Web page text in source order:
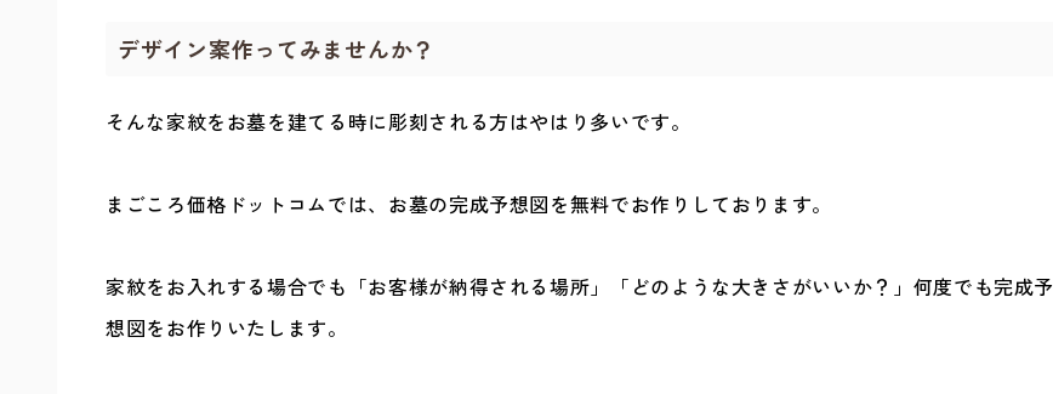
デザイン案作ってみませんか？
そんな家紋をお墓を建てる時に彫刻される方はやはり多いです。
まごころ価格ドットコムでは、お墓の完成予想図を無料でお作りしております。
家紋をお入れする場合でも「お客様が納得される場所」「どのような大きさがいいか？」何度でも完成予
想図をお作りいたします。